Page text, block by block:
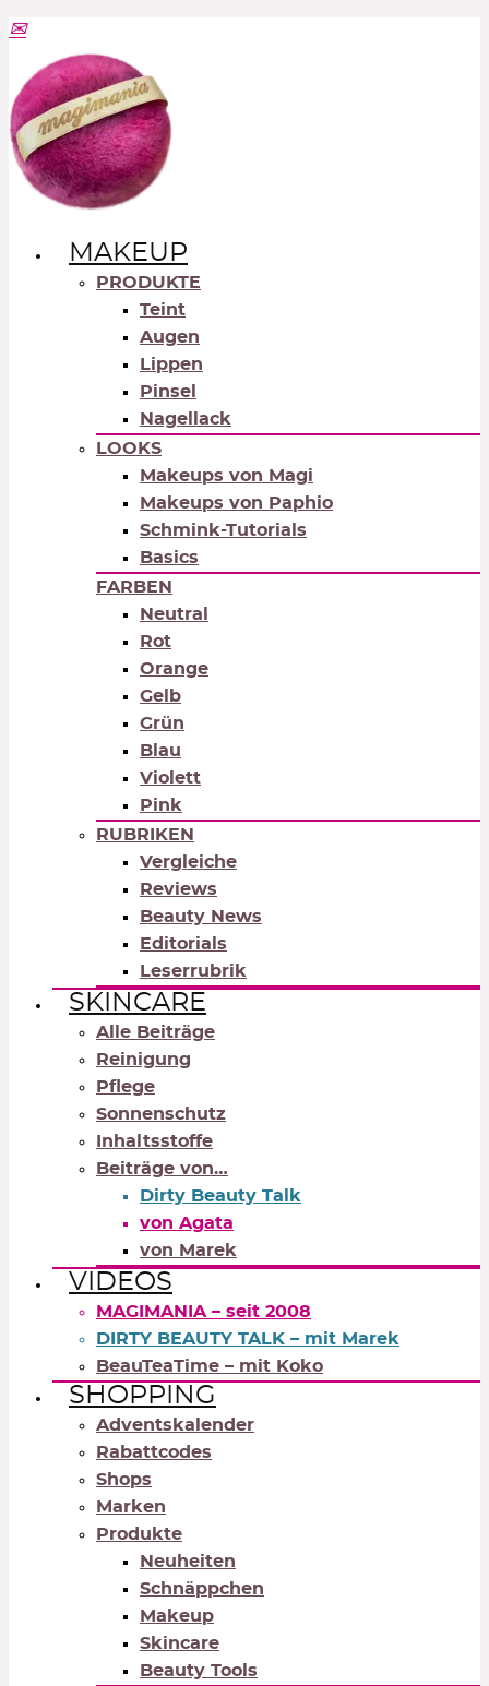
MAKEUP
PRODUKTE
Teint
Augen
Lippen
Pinsel
Nagellack
LOOKS
Makeups von Magi
Makeups von Paphio
Schmink-Tutorials
Basics
FARBEN
Neutral
Rot
Orange
Gelb
Grün
Blau
Violett
Pink
RUBRIKEN
Vergleiche
Reviews
Beauty News
Editorials
Leserrubrik
SKINCARE
Alle Beiträge
Reinigung
Pflege
Sonnenschutz
Inhaltsstoffe
Beiträge von…
Dirty Beauty Talk
von Agata
von Marek
VIDEOS
MAGIMANIA – seit 2008
DIRTY BEAUTY TALK – mit Marek
BeauTeaTime – mit Koko
SHOPPING
Adventskalender
Rabattcodes
Shops
Marken
Produkte
Neuheiten
Schnäppchen
Makeup
Skincare
Beauty Tools